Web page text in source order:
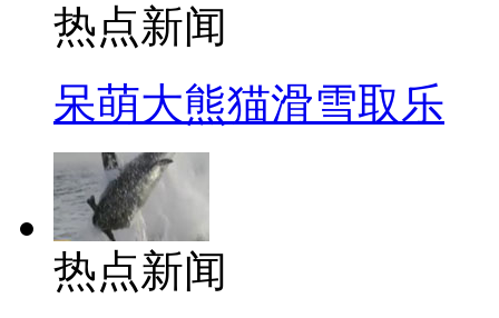
热点新闻
呆萌大熊猫滑雪取乐
热点新闻